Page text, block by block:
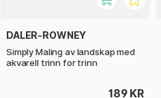
DALER-ROWNEY
Simply Maling av landskap med
akvarell trinn for trinn
189 KR